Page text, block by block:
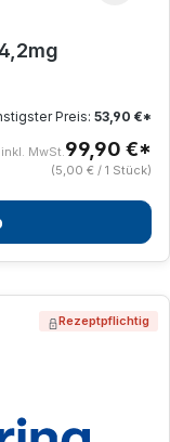
Preis: 53,90 €*
inkl. MwSt.99,90 €*
(5,00 € / 1 Stück)
Rezeptpflichtig